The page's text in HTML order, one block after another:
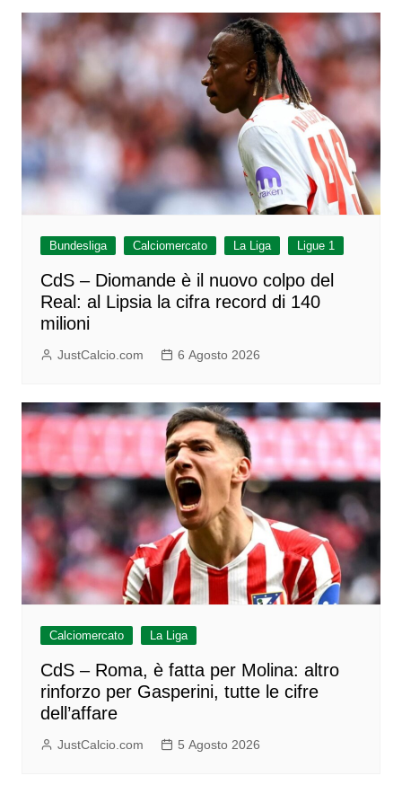
Bundesliga Calciomercato La Liga Ligue 1
CdS – Diomande è il nuovo colpo del
Real: al Lipsia la cifra record di 140
milioni
JustCalcio.com 6 Agosto 2026
Calciomercato La Liga
CdS – Roma, è fatta per Molina: altro
rinforzo per Gasperini, tutte le cifre
dell’affare
JustCalcio.com 5 Agosto 2026